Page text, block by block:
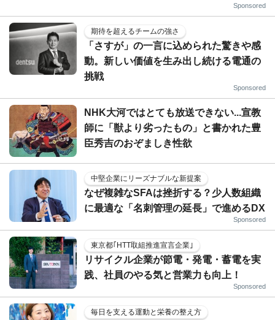
Sponsored
期待を超えるチームの強さ
「さすが」の一言に込められた驚きや感
動。新しい価値を生み出し続ける電通の
挑戦
Sponsored
NHK大河ではとても放送できない...宣教
師に「獣より劣ったもの」と書かれた豊
臣秀吉のおぞましき性欲
中堅企業にリーズナブルな新提案
なぜ複雑なSFAは挫折する？少人数組織
に最適な「名刺管理の延長」で進めるDX
Sponsored
東京都｢HTT取組推進宣言企業｣
リサイクル企業が節電・発電・蓄電を実
践、社員のやる気と営業力も向上！
Sponsored
毎日を支える運動と栄養の整え方